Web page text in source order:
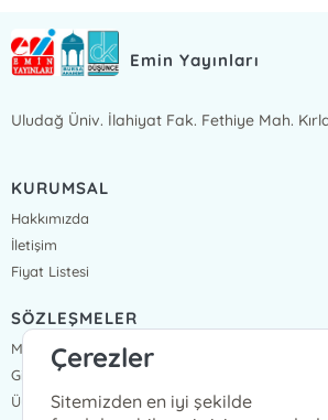
Emin Yayınları
Uludağ Üniv. İlahiyat Fak. Fethiye Mah.
KURUMSAL
Hakkımızda
İletişim
Fiyat Listesi
SÖZLEŞMELER
Mesafeli Satış Sözleşmesi
Gizlilik Sözleşmesi
Üyelik Sözleşmesi
Çerezler
Sitemizden en iyi şekilde